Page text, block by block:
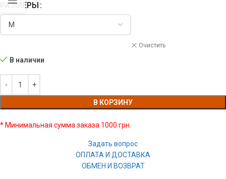
РАЗМЕРЫ
Очистить
В наличии
В КОРЗИНУ
* Минимальная сумма заказа 1000 грн.
Задать вопрос
ОПЛАТА И ДОСТАВКА
ОБМЕН И ВОЗВРАТ